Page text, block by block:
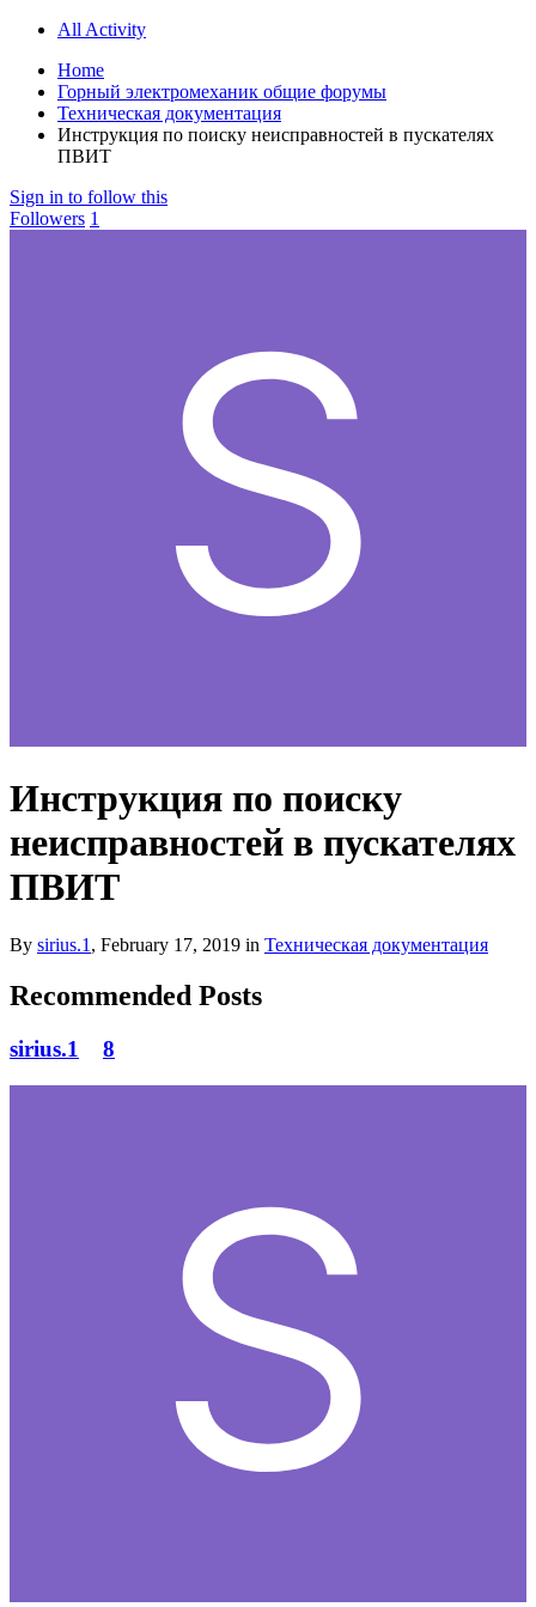
All Activity
Home
Горный электромеханик общие форумы
Техническая документация
Инструкция по поиску неисправностей в пускателях
ПВИТ
Sign in to follow this
Followers 1
Инструкция по поиску
неисправностей в пускателях
ПВИТ
By sirius.1, February 17, 2019 in Техническая документация
Recommended Posts
sirius.1 8